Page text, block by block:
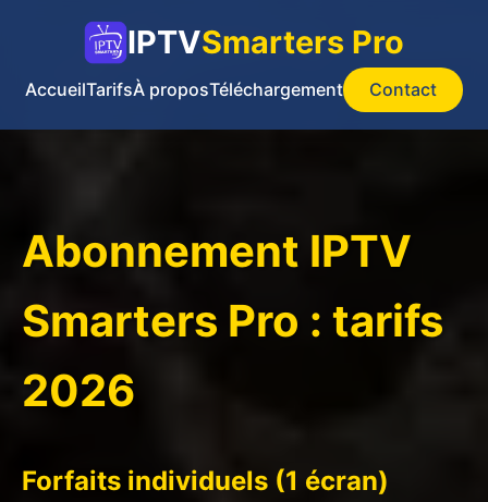
IPTVSmarters Pro
AccueilTarifsÀ proposTéléchargement Contact
Abonnement IPTV
Smarters Pro : tarifs
2026
Forfaits individuels (1 écran)